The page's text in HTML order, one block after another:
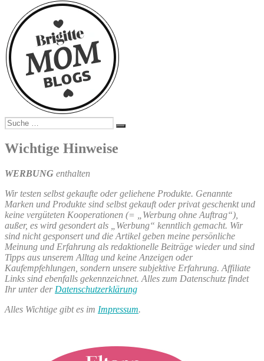
Suche
nach:
Suchen
Wichtige Hinweise
WERBUNG enthalten
Wir testen selbst gekaufte oder geliehene Produkte. Genannte
Marken und Produkte sind selbst gekauft oder privat geschenkt und
keine vergüteten Kooperationen (= „Werbung ohne Auftrag“),
außer, es wird gesondert als „Werbung“ kenntlich gemacht. Wir
sind nicht gesponsert und die Artikel geben meine persönliche
Meinung und Erfahrung als redaktionelle Beiträge wieder und sind
Tipps aus unserem Alltag und keine Anzeigen oder
Kaufempfehlungen, sondern unsere subjektive Erfahrung. Affiliate
Links sind ebenfalls gekennzeichnet. Alles zum Datenschutz findet
Ihr unter der Datenschutzerklärung
Alles Wichtige gibt es im Impressum.